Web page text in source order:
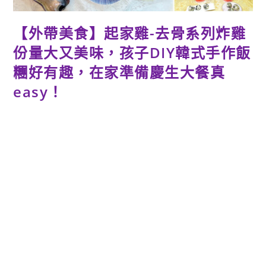
【外帶美食】起家雞-去骨系列炸雞
份量大又美味，孩子DIY韓式手作飯
糰好有趣，在家準備慶生大餐真
easy！